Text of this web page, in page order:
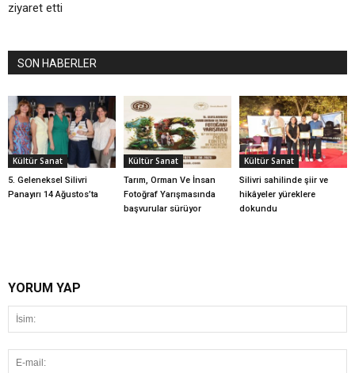
ziyaret etti
SON HABERLER
Kültür Sanat
5. Geleneksel Silivri
Panayırı 14 Ağustos’ta
Kültür Sanat
Tarım, Orman Ve İnsan
Fotoğraf Yarışmasında
başvurular sürüyor
Kültür Sanat
Silivri sahilinde şiir ve
hikâyeler yüreklere
dokundu
YORUM YAP